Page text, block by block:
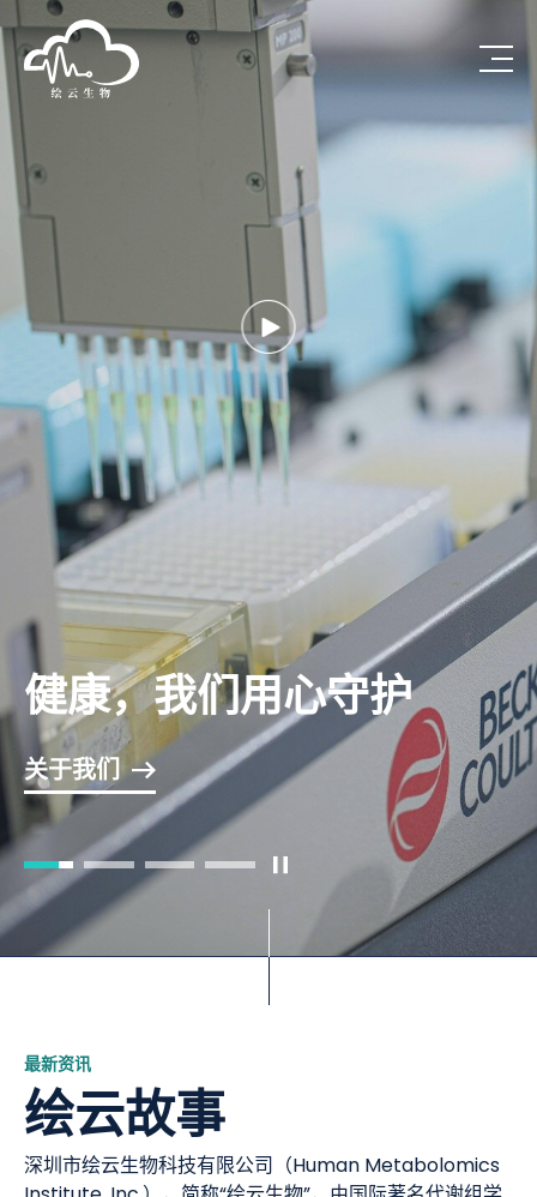
深圳市绘云生物科技有限公司
深圳市绘云生物科技有
健康，我们用心守护
关于我们
创新科技 引领发展
创新科研
国际标准 专业检测
医学服务
知未病，守健康
健康服务
健康，我们用心守护
关于我们
创新科技 引领发展
创新科研
国际标准 专业检测
医学服务
知未病，守健康
健康服务
健康，我们用心守护
关于我们
创新科技 引领发展
创新科研
国际标准 专业检测
医学服务
知未病，守健康
健康服务
1 2 3 4 开始/暂停幻灯片
最新资讯
绘云故事
深圳市绘云生物科技有限公司（Human Metabolomics